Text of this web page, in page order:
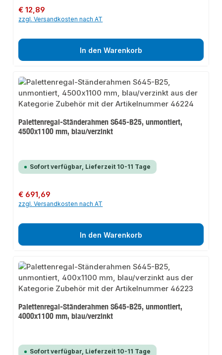
Regulärer Preis:
€ 12,89
zzgl. Versandkosten nach AT
In den Warenkorb
Palettenregal-Ständerahmen S645-B25, unmontiert,
4500x1100 mm, blau/verzinkt
Sofort verfügbar, Lieferzeit 10-11 Tage
Regulärer Preis:
€ 691,69
zzgl. Versandkosten nach AT
In den Warenkorb
Palettenregal-Ständerahmen S645-B25, unmontiert,
4000x1100 mm, blau/verzinkt
Sofort verfügbar, Lieferzeit 10-11 Tage